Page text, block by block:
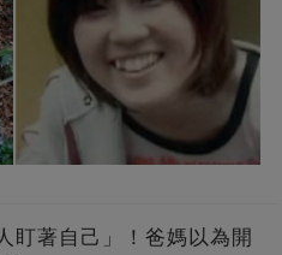
盯著自己」！爸媽以為開